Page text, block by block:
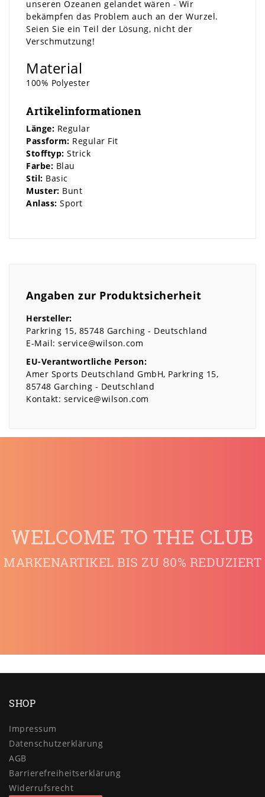
unseren Ozeanen gelandet wären - Wir
bekämpfen das Problem auch an der Wurzel.
Seien Sie ein Teil der Lösung, nicht der
Verschmutzung!
Material
100% Polyester
Artikelinformationen
Länge: Regular
Passform: Regular Fit
Stofftyp: Strick
Farbe: Blau
Stil: Basic
Muster: Bunt
Anlass: Sport
Angaben zur Produktsicherheit
Hersteller:
Parkring 15 85748 Garching
Deutschland
E-Mail: service@wilson.com
EU-Verantwortliche Person:
Amer Sports Deutschland GmbH Parkring 15
85748 Garching
Deutschland
Kontakt: service@wilson.com
WELCOME TO THE CLUB
MARKENARTIKEL BIS ZU 80% REDUZIERT
SHOP
Impressum
Daten­schutz­erklärung
AGB
Barrierefreiheitserklärung
Widerrufs­recht